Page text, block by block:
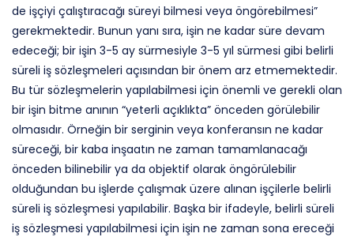
de işçiyi çalıştıracağı süreyi bilmesi veya öngörebilmesi”
gerekmektedir. Bunun yanı sıra, işin ne kadar süre devam
edeceği; bir işin 3-5 ay sürmesiyle 3-5 yıl sürmesi gibi belirli
süreli iş sözleşmeleri açısından bir önem arz etmemektedir.
Bu tür sözleşmelerin yapılabilmesi için önemli ve gerekli olan
bir işin bitme anının “yeterli açıklıkta” önceden görülebilir
olmasıdır. Örneğin bir serginin veya konferansın ne kadar
süreceği, bir kaba inşaatın ne zaman tamamlanacağı
önceden bilinebilir ya da objektif olarak öngörülebilir
olduğundan bu işlerde çalışmak üzere alınan işçilerle belirli
süreli iş sözleşmesi yapılabilir. Başka bir ifadeyle, belirli süreli
iş sözleşmesi yapılabilmesi için işin ne zaman sona ereceği